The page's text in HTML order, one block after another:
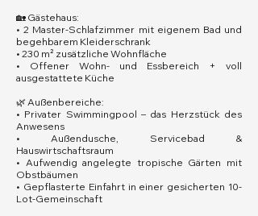
🏡 Gästehaus:
• 2 Master-Schlafzimmer mit eigenem Bad und
begehbarem Kleiderschrank
• 230 m² zusätzliche Wohnfläche
• Offener Wohn- und Essbereich + voll
ausgestattete Küche
🌿 Außenbereiche:
• Privater Swimmingpool – das Herzstück des
Anwesens
• Außendusche, Servicebad &
Hauswirtschaftsraum
• Aufwendig angelegte tropische Gärten mit
Obstbäumen
• Gepflasterte Einfahrt in einer gesicherten 10-
Lot-Gemeinschaft